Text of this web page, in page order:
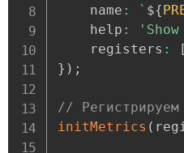
    name
: ` ${
    help
:
    registers
: [
} ) ;
//
initMetrics (